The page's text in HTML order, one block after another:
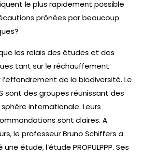
le plus rapidement possible
prônées par beaucoup
les relais des études et des
tant sur le réchauffement
de la biodiversité. Le
sont des groupes réunissant des
internationale. Leurs
sont claires. A
le professeur Bruno Schiffers a
étude, l’étude PROPULPPP. Ses